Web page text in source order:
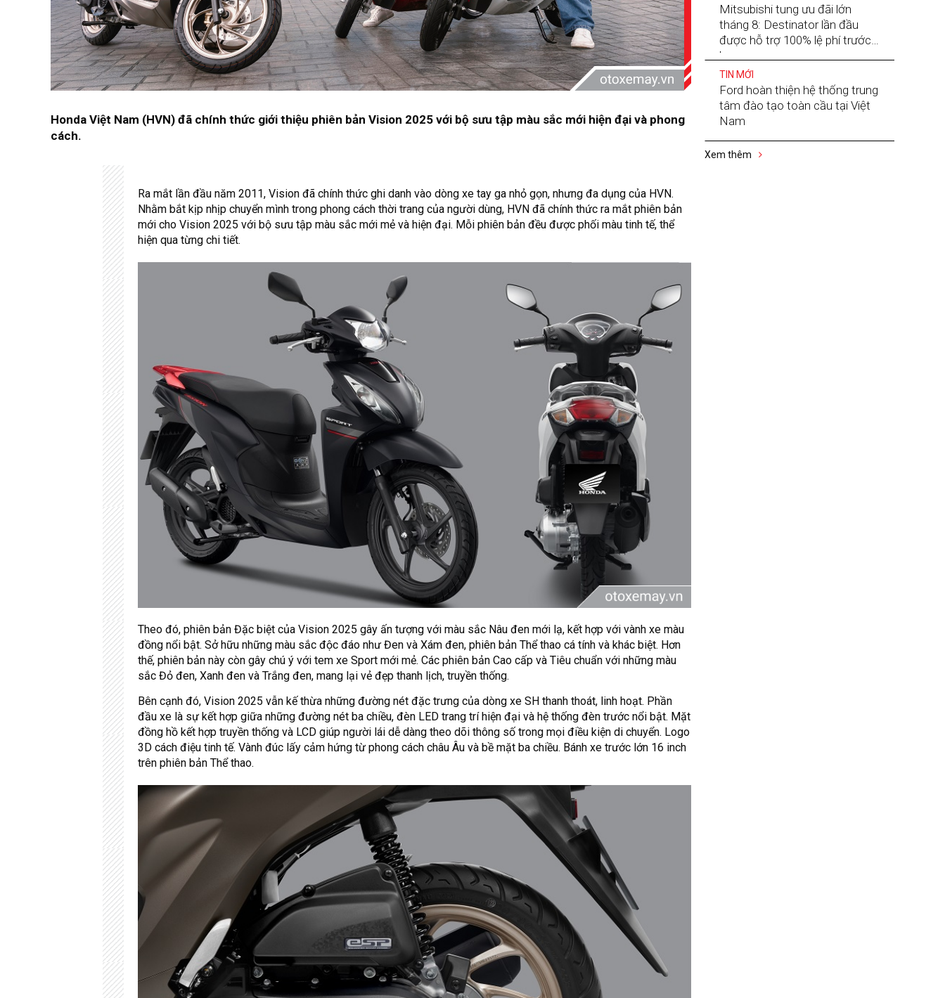
Honda Việt Nam (HVN) đã chính thức giới thiệu phiên bản Vision 2025 với bộ sưu tập màu sắc mới hiện đại và phong
cách.
Ra mắt lần đầu năm 2011, Vision đã chính thức ghi danh vào dòng xe tay ga nhỏ gọn, nhưng đa dụng của HVN.
Nhằm bắt kịp nhịp chuyển mình trong phong cách thời trang của người dùng, HVN đã chính thức ra mắt phiên bản
mới cho Vision 2025 với bộ sưu tập màu sắc mới mẻ và hiện đại. Mỗi phiên bản đều được phối màu tinh tế, thể
hiện qua từng chi tiết.
Theo đó, phiên bản Đặc biệt của Vision 2025 gây ấn tượng với màu sắc Nâu đen mới lạ, kết hợp với vành xe màu
đồng nổi bật. Sở hữu những màu sắc độc đáo như Đen và Xám đen, phiên bản Thể thao cá tính và khác biệt. Hơn
thế, phiên bản này còn gây chú ý với tem xe Sport mới mẻ. Các phiên bản Cao cấp và Tiêu chuẩn với những màu
sắc Đỏ đen, Xanh đen và Trắng đen, mang lại vẻ đẹp thanh lịch, truyền thống.
Bên cạnh đó, Vision 2025 vẫn kế thừa những đường nét đặc trưng của dòng xe SH thanh thoát, linh hoạt. Phần
đầu xe là sự kết hợp giữa những đường nét ba chiều, đèn LED trang trí hiện đại và hệ thống đèn trước nổi bật. Mặt
đồng hồ kết hợp truyền thống và LCD giúp người lái dễ dàng theo dõi thông số trong mọi điều kiện di chuyển. Logo
3D cách điệu tinh tế. Vành đúc lấy cảm hứng từ phong cách châu Âu và bề mặt ba chiều. Bánh xe trước lớn 16 inch
trên phiên bản Thể thao.
Mitsubishi tung ưu đãi lớn
tháng 8: Destinator lần đầu
được hỗ trợ 100% lệ phí trước
bạ
TIN MỚI
Ford hoàn thiện hệ thống trung
tâm đào tạo toàn cầu tại Việt
Nam
Xem thêm